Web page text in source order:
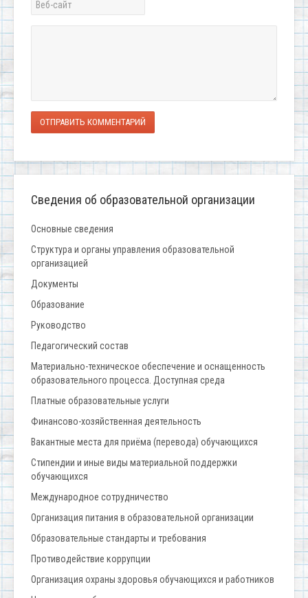
ОТПРАВИТЬ КОММЕНТАРИЙ
Сведения об образовательной организации
Основные сведения
Структура и органы управления образовательной
организацией
Документы
Образование
Руководство
Педагогический состав
Материально-техническое обеспечение и оснащенность
образовательного процесса. Доступная среда
Платные образовательные услуги
Финансово-хозяйственная деятельность
Вакантные места для приёма (перевода) обучающихся
Стипендии и иные виды материальной поддержки
обучающихся
Международное сотрудничество
Организация питания в образовательной организации
Образовательные стандарты и требования
Противодействие коррупции
Организация охраны здоровья обучающихся и работников